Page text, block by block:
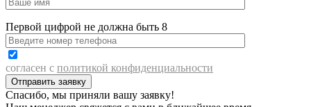
Первой цифрой не должна быть 8
согласен с политикой конфиденциальности
Спасибо, мы приняли вашу заявку!